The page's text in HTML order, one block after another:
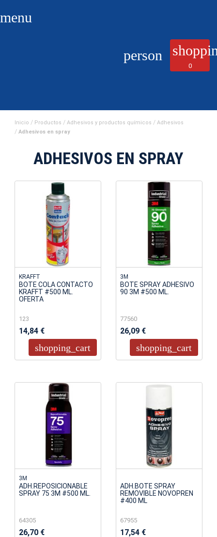
menu
person
0
Inicio Productos Adhesivos y productos químicos
Adhesivos
Adhesivos en spray
ADHESIVOS EN SPRAY
KRAFFT
BOTE COLA CONTACTO
KRAFFT #500 ML.
OFERTA
123
14,84 €
shopping_cart
3M
BOTE SPRAY ADHESIVO
90 3M #500 ML.
77560
26,09 €
shopping_cart
3M
ADH.REPOSICIONABLE
SPRAY 75 3M #500 ML.
64305
26,70 €
ADH.BOTE SPRAY
REMOVIBLE NOVOPREN
#400 ML
67955
17,54 €